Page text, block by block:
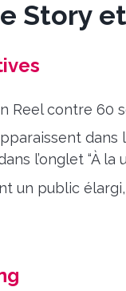
Story
Reel contre 60
dans
l’onglet “À
un public